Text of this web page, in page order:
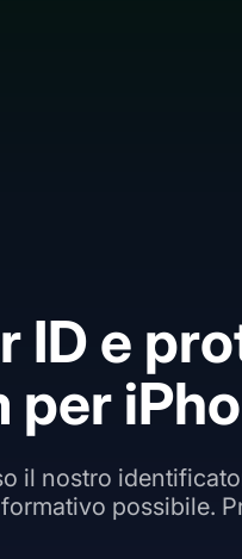
ID e
per
il nostro
possibile.